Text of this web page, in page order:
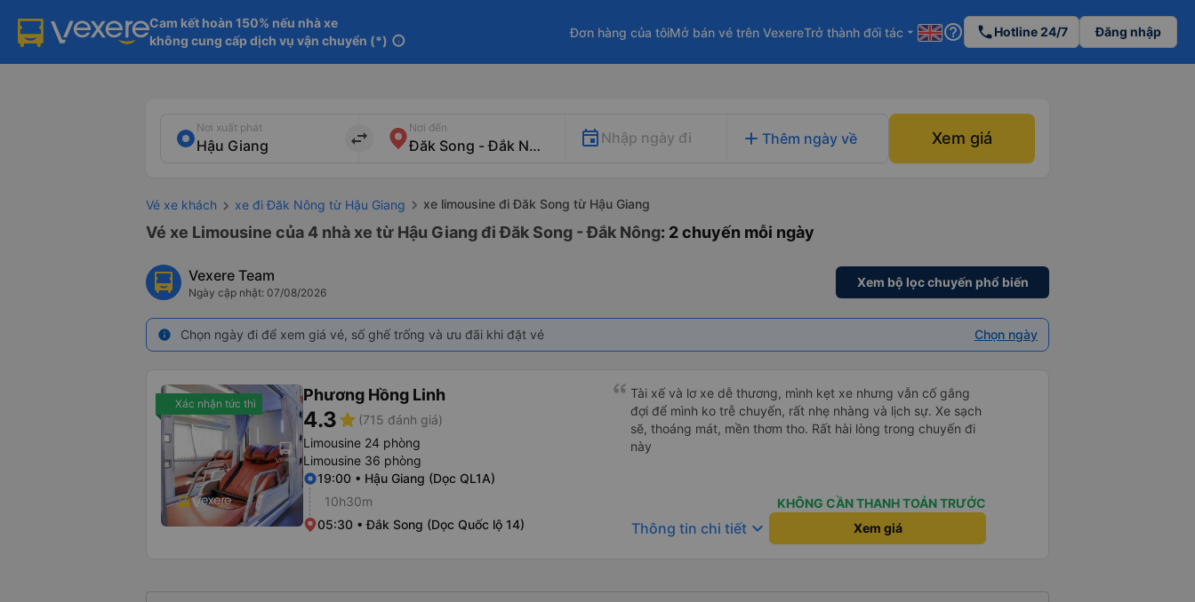
Cam kết hoàn 150% nếu nhà xe
không cung cấp dịch vụ vận chuyển (*) info
Đơn hàng của tôiMở bán vé trên VexereTrở thành đối tác arrow_drop_down help_outline phoneHotline 24/7 Đăng nhập
Nơi xuất phát
import_export
Nơi đến
Nhập ngày đi add Thêm ngày về Xem giá
Vé xe khách xe đi Đăk Nông từ Hậu Giang xe limousine đi Đăk Song từ Hậu Giang
Vé xe Limousine của 4 nhà xe từ Hậu Giang đi Đăk Song - Đắk Nông: 2 chuyến mỗi ngày
Vexere Team
Ngày cập nhật: 07/08/2026
Xem bộ lọc chuyến phổ biến
info Chọn ngày đi để xem giá vé, số ghế trống và ưu đãi khi đặt vé Chọn ngày
Xác nhận tức thì Phương Hồng Linh
4.3star (715 đánh giá)
Limousine 24 phòng
Limousine 36 phòng
19:00 • Hậu Giang (Dọc QL1A)
10h30m
05:30 • Đắk Song (Dọc Quốc lộ 14)
Tài xế và lơ xe dễ thương, mình kẹt xe nhưng vẫn cố gắng
đợi để mình ko trễ chuyến, rất nhẹ nhàng và lịch sự. Xe sạch
sẽ, thoáng mát, mền thơm tho. Rất hài lòng trong chuyến đi
này
KHÔNG CẦN THANH TOÁN TRƯỚC
Thông tin chi tiết keyboard_arrow_down Xem giá